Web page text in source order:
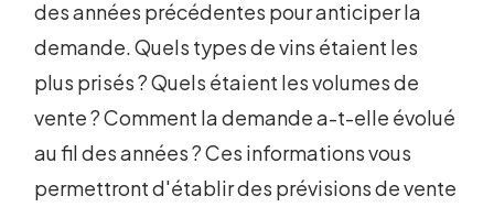
des années précédentes pour anticiper la
demande. Quels types de vins étaient les
plus prisés ? Quels étaient les volumes de
vente ? Comment la demande a-t-elle évolué
au fil des années ? Ces informations vous
permettront d'établir des prévisions de vente